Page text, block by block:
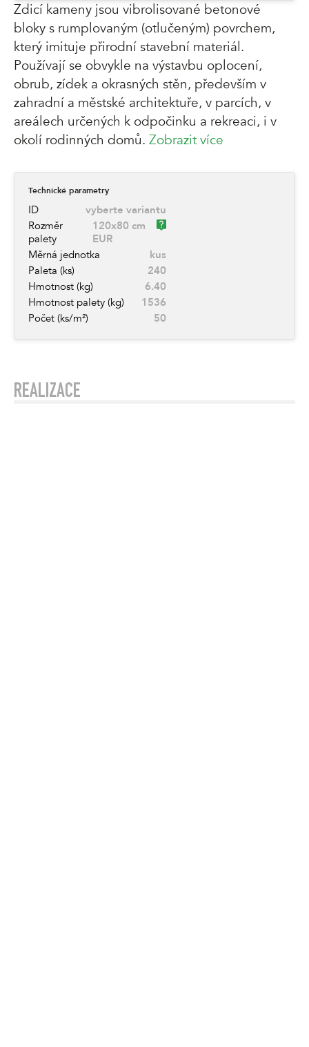
Zdicí kameny jsou vibrolisované betonové
bloky s rumplovaným (otlučeným) povrchem,
který imituje přirodní stavební materiál.
Používají se obvykle na výstavbu oplocení,
obrub, zídek a okrasných stěn, především v
zahradní a městské architektuře, v parcích, v
areálech určených k odpočinku a rekreaci, i v
okolí rodinných domů. Zobrazit více
Technické parametry
ID
vyberte variantu
Rozměr
palety
120x80 cm
EUR
Měrná jednotka
kus
Paleta (ks)
240
Hmotnost (kg)
6.40
Hmotnost palety (kg)
1536
Počet (ks/m²)
50
REALIZACE